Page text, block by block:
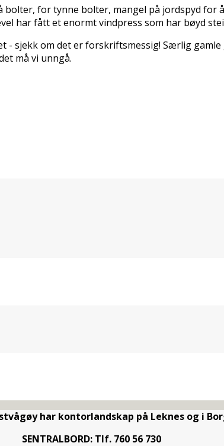
bolter, for tynne bolter, mangel på jordspyd
har fått et enormt vindpress som har bøyd
- sjekk om det er forskriftsmessig! Særlig
må vi unngå.
har kontorlandskap på Leknes og i
SENTRALBORD: Tlf. 760 56 730